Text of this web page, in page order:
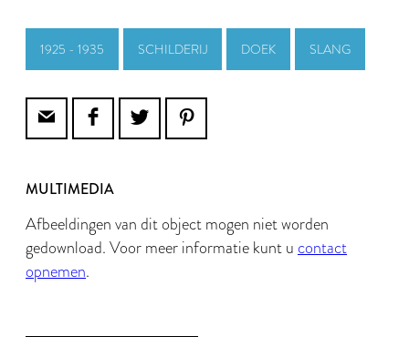
1925 - 1935 SCHILDERIJ DOEK SLANG
MULTIMEDIA
Afbeeldingen van dit object mogen niet worden
gedownload. Voor meer informatie kunt u contact
opnemen.